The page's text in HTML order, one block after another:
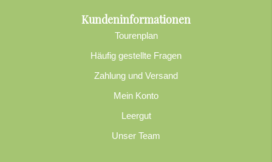
Kundeninformationen
Tourenplan
Häufig gestellte Fragen
Zahlung und Versand
Mein Konto
Leergut
Unser Team